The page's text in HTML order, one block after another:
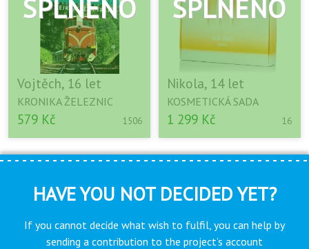
Vojtěch, 16 let
KRONIKA ŽELEZNIC
579 Kč 1506
Nikola, 14 let
KOSMETICKÁ SADA
1 299 Kč 16
HAVE YOU NOT DECIDED YET?
If you cannot decide what wish to fulfil, you can help by
sending a contribution to the project’s account